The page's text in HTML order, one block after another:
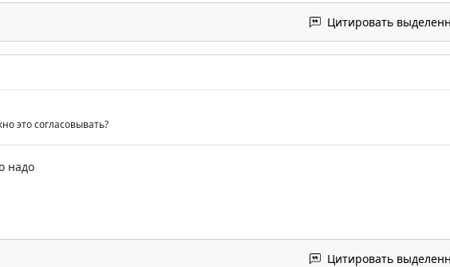
Цитировать
это согласовывать?
надо
Цитировать